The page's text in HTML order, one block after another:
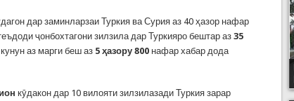
дар заминларзаи Туркия ва Сурия аз 40 ҳазор нафар
ҷонбохтагони зилзила дар Туркияро бештар аз35
аз марги беш аз 5 ҳазору 800 нафар хабар дода
кӯдакон дар 10 вилояти зилзилазади Туркия зарар